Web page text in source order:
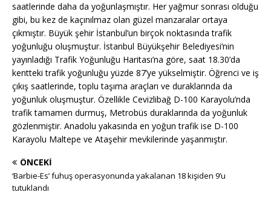
saatlerinde daha da yoğunlaşmıştır. Her yağmur sonrası olduğu
gibi, bu kez de kaçınılmaz olan güzel manzaralar ortaya
çıkmıştır. Büyük şehir İstanbul’un birçok noktasında trafik
yoğunluğu oluşmuştur. İstanbul Büyükşehir Belediyesi’nin
yayınladığı Trafik Yoğunluğu Haritası’na göre, saat 18.30’da
kentteki trafik yoğunluğu yüzde 87’ye yükselmiştir. Öğrenci ve iş
çıkış saatlerinde, toplu taşıma araçları ve duraklarında da
yoğunluk oluşmuştur. Özellikle Cevizlibağ D-100 Karayolu’nda
trafik tamamen durmuş, Metrobüs duraklarında da yoğunluk
gözlenmiştir. Anadolu yakasında en yoğun trafik ise D-100
Karayolu Maltepe ve Ataşehir mevkilerinde yaşanmıştır.
ÖNCEKI
‘Barbie-Es’ fuhuş operasyonunda yakalanan 18 kişiden 9’u
tutuklandı